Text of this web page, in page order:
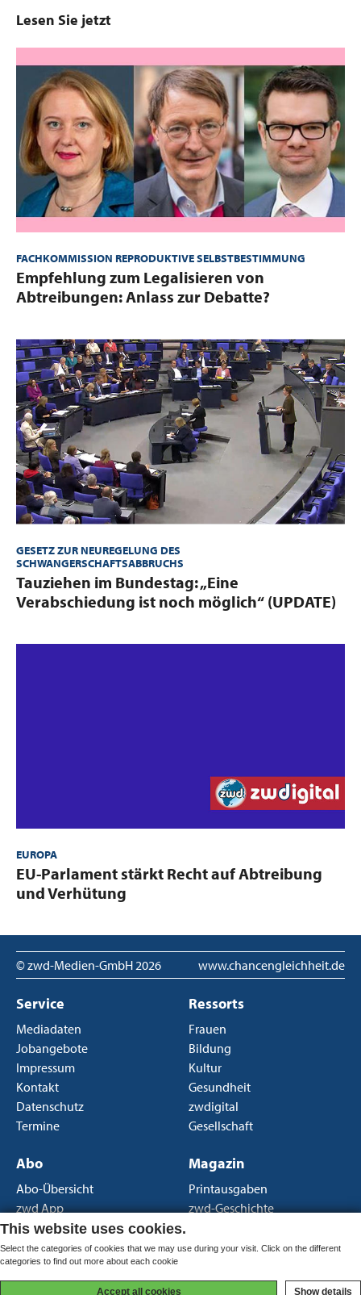
Lesen Sie jetzt
FACHKOMMISSION REPRODUKTIVE SELBSTBESTIMMUNG
:Empfehlung zum Legalisieren von
Abtreibungen: Anlass zur Debatte?
GESETZ ZUR NEUREGELUNG DES
SCHWANGERSCHAFTSABBRUCHS
:Tauziehen im Bundestag: „Eine
Verabschiedung ist noch möglich“​ (UPDATE)
EUROPA
:EU-Parlament stärkt Recht auf Abtreibung
und Verhütung
© zwd-Medien-GmbH2026 www.chancengleichheit.de
Service
Mediadaten
Jobangebote
Impressum
Kontakt
Datenschutz
Termine
Ressorts
Frauen
Bildung
Kultur
Gesundheit
zwdigital
Gesellschaft
Abo
Abo-Übersicht
zwd App
Newsletter
AGB Print
AGB Portal
Magazin
Printausgaben
zwd-Geschichte
This website uses cookies.
Select the categories of cookies that we may use during your visit. Click on the different
categories to find out more about each cookie
Accept all cookies Show details